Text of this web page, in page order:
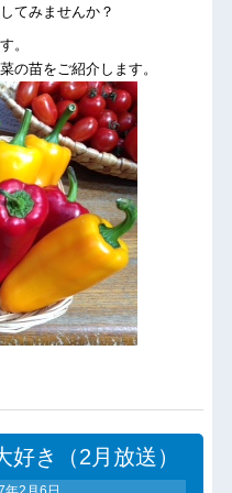
てみませんか？
。
の苗をご紹介します。
き（2月放送）